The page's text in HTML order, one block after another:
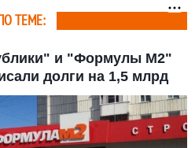
ТЕМЕ:
и "Формулы М2"
долги на 1,5 млрд